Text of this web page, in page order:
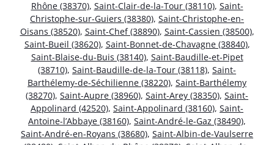
Rhône (38370), Saint-Clair-de-la-Tour (38110), Saint-
Christophe-sur-Guiers (38380), Saint-Christophe-en-
Oisans (38520), Saint-Chef (38890), Saint-Cassien (38500),
Saint-Bueil (38620), Saint-Bonnet-de-Chavagne (38840),
Saint-Blaise-du-Buis (38140), Saint-Baudille-et-Pipet
(38710), Saint-Baudille-de-la-Tour (38118), Saint-
Barthélemy-de-Séchilienne (38220), Saint-Barthélemy
(38270), Saint-Aupre (38960), Saint-Arey (38350), Saint-
Appolinard (42520), Saint-Appolinard (38160), Saint-
Antoine-l’Abbaye (38160), Saint-André-le-Gaz (38490),
Saint-André-en-Royans (38680), Saint-Albin-de-Vaulserre